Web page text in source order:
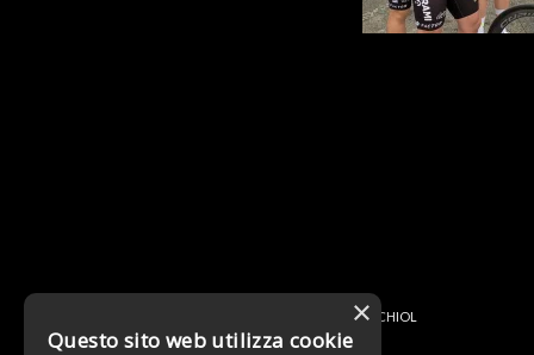
© Copyright - Team Beltrami TSA - MARCHIOL
×
Questo sito web utilizza cookie